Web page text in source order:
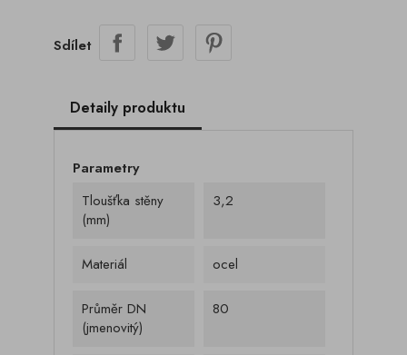
Sdílet
Detaily produktu
Parametry
Tloušťka stěny
(mm)
3,2
Materiál ocel
Průměr DN
(jmenovitý)
80